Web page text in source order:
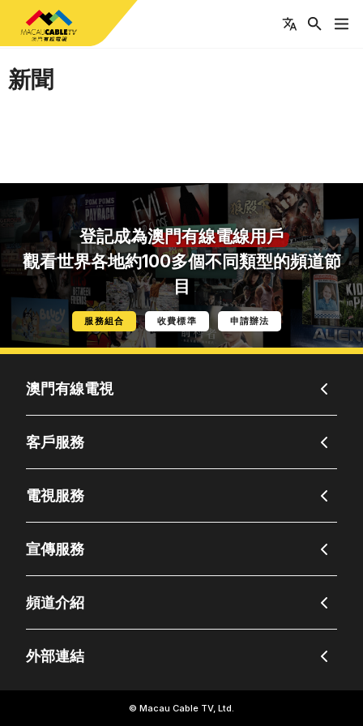
新聞
登記成為澳門有線電線用戶
觀看世界各地約100多個不同類型的頻道節
目
服務組合 收費標準 申請辦法
澳門有線電視
客戶服務
電視服務
宣傳服務
頻道介紹
外部連結
© Macau Cable TV, Ltd.